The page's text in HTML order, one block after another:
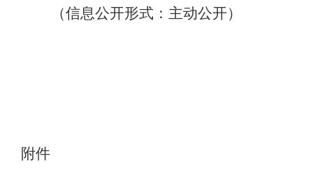
（信息公开形式： 主动公开）
附件